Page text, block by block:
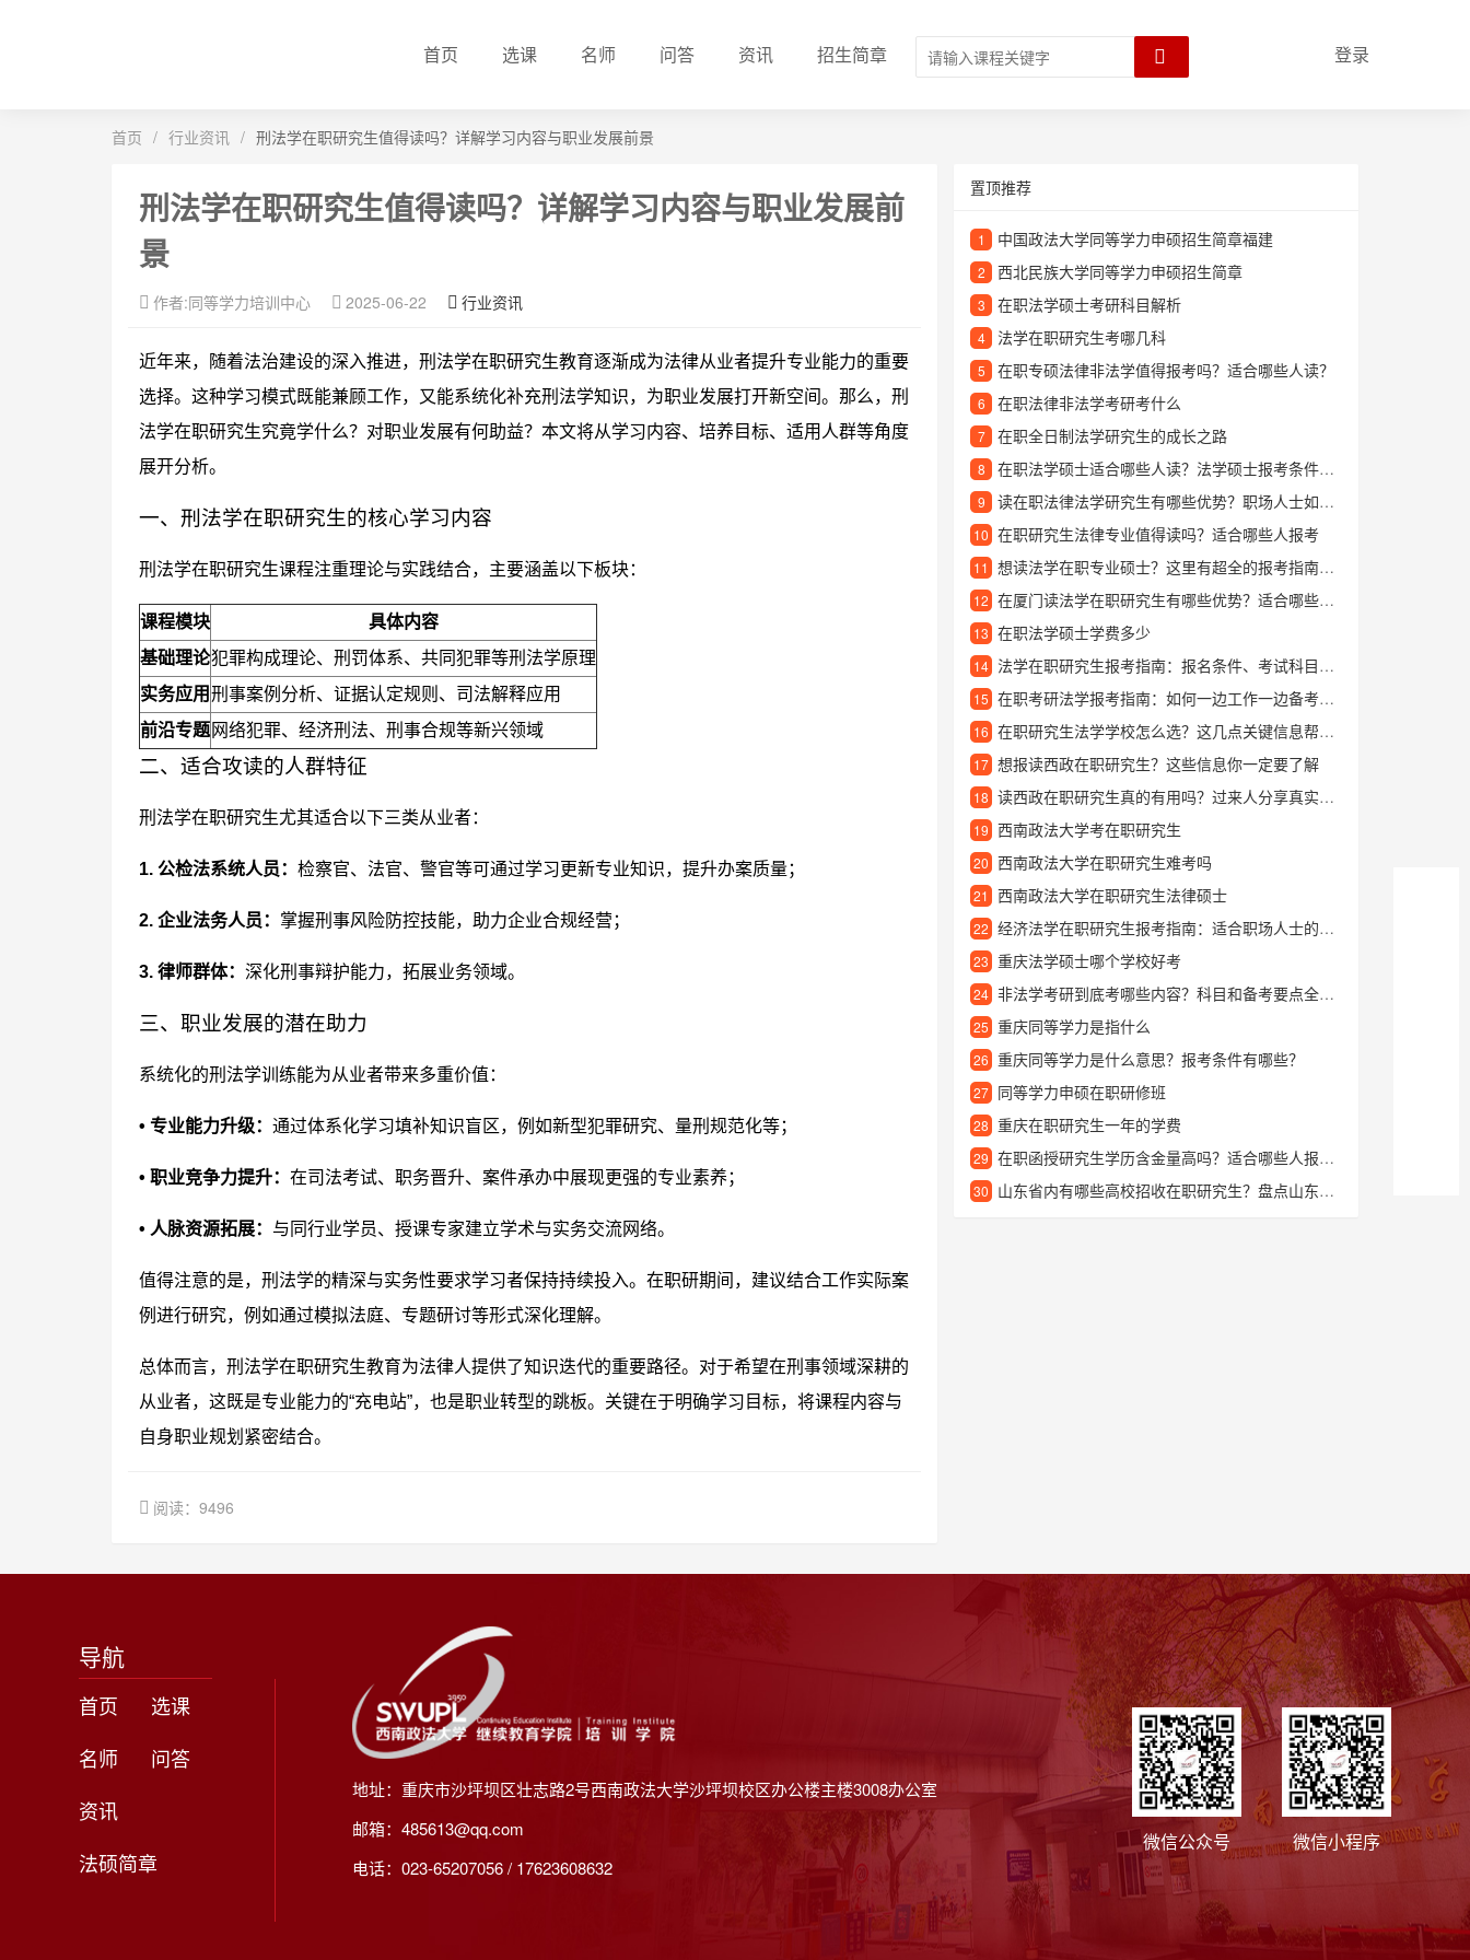
首页 选课 名师 问答 资讯 招生简章 登录
首页 / 行业资讯 / 刑法学在职研究生值得读吗？详解学习内容与职业发展前景
刑法学在职研究生值得读吗？详解学习内容与职业发展前
景
作者:同等学力培训中心 2025-06-22 行业资讯
近年来，随着法治建设的深入推进，刑法学在职研究生教育逐渐成为法律从业者提升专业能力的重要
选择。这种学习模式既能兼顾工作，又能系统化补充刑法学知识，为职业发展打开新空间。那么，刑
法学在职研究生究竟学什么？对职业发展有何助益？本文将从学习内容、培养目标、适用人群等角度
展开分析。
一、刑法学在职研究生的核心学习内容
刑法学在职研究生课程注重理论与实践结合，主要涵盖以下板块：
课程模块
具体内容
基础理论犯罪构成理论、刑罚体系、共同犯罪等刑法学原理
实务应用 刑事案例分析、证据认定规则、司法解释应用
前沿专题 网络犯罪、经济刑法、刑事合规等新兴领域
二、适合攻读的人群特征
刑法学在职研究生尤其适合以下三类从业者：
1. 公检法系统人员： 检察官、法官、警官等可通过学习更新专业知识，提升办案质量；
2. 企业法务人员： 掌握刑事风险防控技能，助力企业合规经营；
3. 律师群体： 深化刑事辩护能力，拓展业务领域。
三、职业发展的潜在助力
系统化的刑法学训练能为从业者带来多重价值：
• 专业能力升级： 通过体系化学习填补知识盲区，例如新型犯罪研究、量刑规范化等；
• 职业竞争力提升： 在司法考试、职务晋升、案件承办中展现更强的专业素养；
• 人脉资源拓展： 与同行业学员、授课专家建立学术与实务交流网络。
值得注意的是，刑法学的精深与实务性要求学习者保持持续投入。在职研期间，建议结合工作实际案
例进行研究，例如通过模拟法庭、专题研讨等形式深化理解。
总体而言，刑法学在职研究生教育为法律人提供了知识迭代的重要路径。对于希望在刑事领域深耕的
从业者，这既是专业能力的“充电站”，也是职业转型的跳板。关键在于明确学习目标，将课程内容与
自身职业规划紧密结合。
阅读：9496
置顶推荐
1 中国政法大学同等学力申硕招生简章福建
2 西北民族大学同等学力申硕招生简章
3 在职法学硕士考研科目解析
4 法学在职研究生考哪几科
5 在职专硕法律非法学值得报考吗？适合哪些人读？
6 在职法律非法学考研考什么
7 在职全日制法学研究生的成长之路
8 在职法学硕士适合哪些人读？法学硕士报考条件与学习优势解析
9 读在职法律法学研究生有哪些优势？职场人士如何边工作边提升学历
10 在职研究生法律专业值得读吗？适合哪些人报考
11 想读法学在职专业硕士？这里有超全的报考指南与学习价值解析
12 在厦门读法学在职研究生有哪些优势？适合哪些人报考？
13 在职法学硕士学费多少
14 法学在职研究生报考指南：报名条件、考试科目与备考建议
15 在职考研法学报考指南：如何一边工作一边备考法学研究生
16 在职研究生法学学校怎么选？这几点关键信息帮你理清思路
17 想报读西政在职研究生？这些信息你一定要了解
18 读西政在职研究生真的有用吗？过来人分享真实体验
19 西南政法大学考在职研究生
20 西南政法大学在职研究生难考吗
21 西南政法大学在职研究生法律硕士
22 经济法学在职研究生报考指南：适合职场人士的深造选择
23 重庆法学硕士哪个学校好考
24 非法学考研到底考哪些内容？科目和备考要点全解析
25 重庆同等学力是指什么
26 重庆同等学力是什么意思？报考条件有哪些？
27 同等学力申硕在职研修班
28 重庆在职研究生一年的学费
29 在职函授研究生学历含金量高吗？适合哪些人报考？
30 山东省内有哪些高校招收在职研究生？盘点山东在职读研的好选择
导航
首页
选课
名师
问答
资讯
法硕简章
地址：重庆市沙坪坝区壮志路2号西南政法大学沙坪坝校区办公楼主楼3008办公室
邮箱：485613@qq.com
电话：023-65207056 / 17623608632
微信公众号 微信小程序